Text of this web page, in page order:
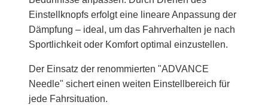
Einstellknopfs erfolgt eine lineare Anpassung der
Dämpfung – ideal, um das Fahrverhalten je nach
Sportlichkeit oder Komfort optimal einzustellen.
Der Einsatz der renommierten "ADVANCE
Needle" sichert einen weiten Einstellbereich für
jede Fahrsituation.